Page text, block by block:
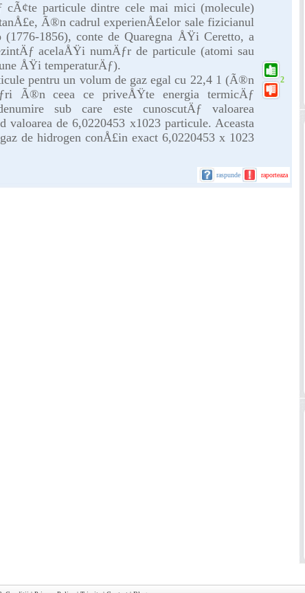
particule dintre cele mai mici (molecule)
Ã®n cadrul experienÅ£elor sale fizicianul
1856), conte de Quaregna ÅŸi Ceretto, a
acelaÅŸi numÄƒr de particule (atomi sau
ÅŸi temperaturÄƒ).
pentru un volum de gaz egal cu 22,4 1 (Ã®n
Ã®n ceea ce priveÅŸte energia termicÄƒ
sub care este cunoscutÄƒ valoarea
de 6,0220453 x1023 particule. Aceasta
de hidrogen conÅ£in exact 6,0220453 x 1023
2
raspunde raporteaza